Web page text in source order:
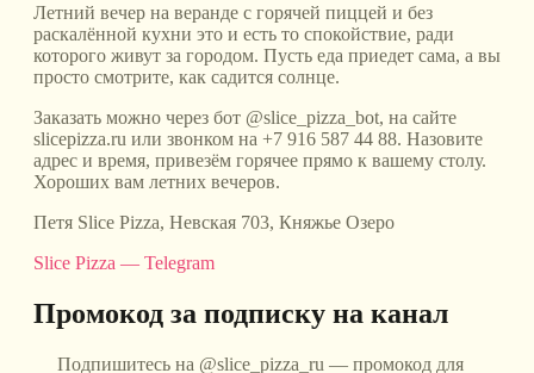
Летний вечер на веранде с горячей пиццей и без
раскалённой кухни это и есть то спокойствие, ради
которого живут за городом. Пусть еда приедет сама, а вы
просто смотрите, как садится солнце.
Заказать можно через бот @slice_pizza_bot, на сайте
slicepizza.ru или звонком на +7 916 587 44 88. Назовите
адрес и время, привезём горячее прямо к вашему столу.
Хороших вам летних вечеров.
Петя Slice Pizza, Невская 703, Княжье Озеро
Slice Pizza — Telegram
Промокод за подписку на канал
Подпишитесь на @slice_pizza_ru — промокод для